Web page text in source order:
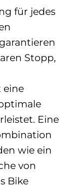
für jedes
Stopp,
eine
Eine
wie ein
von
Bike